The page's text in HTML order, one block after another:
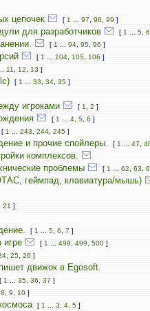
цепочек [ 1 97 98 99 ]
для разработчиков [ 1 5 6
[ 1 94 95 96 ]
[ 1 104 105 106 ]
11 12 13 ]
[ 1 33 34 35 ]
игроками [ 1 2 ]
[ 1 4 5 6 ]
[ 1 243 244 245 ]
и прочие спойлеры. [ 1 47
комплексов.
проблемы
[ 1 62 63
геймпад, клавиатура/мышь)
21 ]
[ 1 5 6 7 ]
игре [ 1 498 499 500 ]
25 26 ]
движок в Egosoft.
[ 1 35 36 37 ]
8 9 10 ]
[ 1 3 4 5 ]